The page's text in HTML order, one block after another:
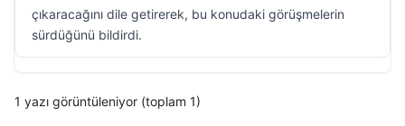
çıkaracağını dile getirerek, bu konudaki görüşmelerin
sürdüğünü bildirdi.
1 yazı görüntüleniyor (toplam 1)